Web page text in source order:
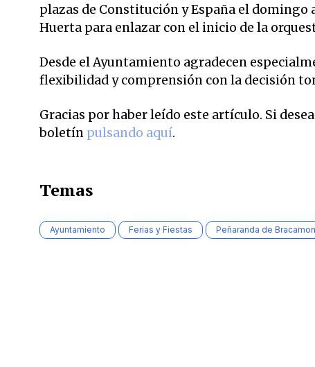
plazas de Constitución y España el domingo
Huerta para enlazar con el inicio de la
Desde el Ayuntamiento agradecen
flexibilidad y comprensión con la decisión
Gracias por haber leído este artículo. Si
boletín pulsando aquí.
Temas
Ayuntamiento Ferias y Fiestas Peñaranda de